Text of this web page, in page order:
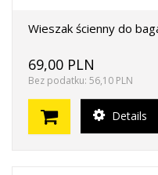
Wieszak ścienny do
69,00 PLN
Bez podatku: 56,10 PLN
Details